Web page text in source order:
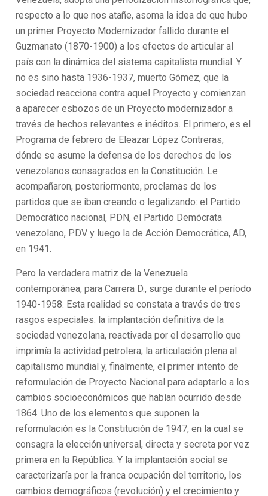
respecto a lo que nos atañe, asoma la idea de que hubo
un primer Proyecto Modernizador fallido durante el
Guzmanato (1870-1900) a los efectos de articular al
país con la dinámica del sistema capitalista mundial. Y
no es sino hasta 1936-1937, muerto Gómez, que la
sociedad reacciona contra aquel Proyecto y comienzan
a aparecer esbozos de un Proyecto modernizador a
través de hechos relevantes e inéditos. El primero, es el
Programa de febrero de Eleazar López Contreras,
dónde se asume la defensa de los derechos de los
venezolanos consagrados en la Constitución. Le
acompañaron, posteriormente, proclamas de los
partidos que se iban creando o legalizando: el Partido
Democrático nacional, PDN, el Partido Demócrata
venezolano, PDV y luego la de Acción Democrática, AD,
en 1941.
Pero la verdadera matriz de la Venezuela
contemporánea, para Carrera D., surge durante el período
1940-1958. Esta realidad se constata a través de tres
rasgos especiales: la implantación definitiva de la
sociedad venezolana, reactivada por el desarrollo que
imprimía la actividad petrolera; la articulación plena al
capitalismo mundial y, finalmente, el primer intento de
reformulación de Proyecto Nacional para adaptarlo a los
cambios socioeconómicos que habían ocurrido desde
1864. Uno de los elementos que suponen la
reformulación es la Constitución de 1947, en la cual se
consagra la elección universal, directa y secreta por vez
primera en la República. Y la implantación social se
caracterizaría por la franca ocupación del territorio, los
cambios demográficos (revolución) y el crecimiento y